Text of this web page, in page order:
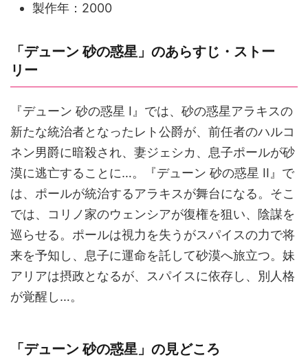
製作年：2000
「デューン 砂の惑星」のあらすじ・ストー
リー
『デューン 砂の惑星 I』では、砂の惑星アラキスの
新たな統治者となったレト公爵が、前任者のハルコ
ネン男爵に暗殺され、妻ジェシカ、息子ポールが砂
漠に逃亡することに…。『デューン 砂の惑星 II』で
は、ポールが統治するアラキスが舞台になる。そこ
では、コリノ家のウェンシアが復権を狙い、陰謀を
巡らせる。ポールは視力を失うがスパイスの力で将
来を予知し、息子に運命を託して砂漠へ旅立つ。妹
アリアは摂政となるが、スパイスに依存し、別人格
が覚醒し…。
「デューン 砂の惑星」の見どころ